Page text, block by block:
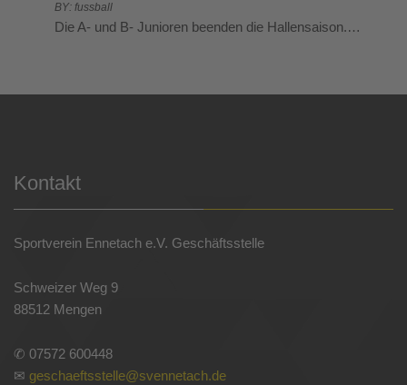
BY: fussball
Die A- und B- Junioren beenden die Hallensaison.…
Kontakt
Sportverein Ennetach e.V. Geschäftsstelle
Schweizer Weg 9
88512 Mengen
✆ 07572 600448
✉ geschaeftsstelle@svennetach.de